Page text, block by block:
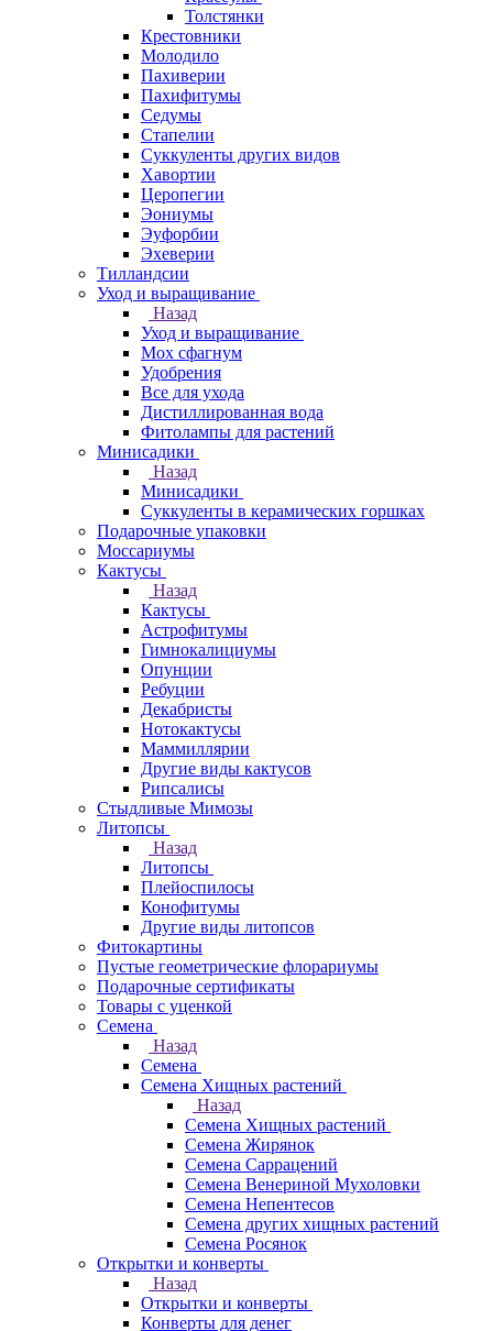
Толстянки
Крестовники
Молодило
Пахиверии
Пахифитумы
Седумы
Стапелии
Суккуленты других видов
Хавортии
Церопегии
Эониумы
Эуфорбии
Эхеверии
Тилландсии
Уход и выращивание
Назад
Уход и выращивание
Мох сфагнум
Удобрения
Все для ухода
Дистиллированная вода
Фитолампы для растений
Минисадики
Назад
Минисадики
Суккуленты в керамических горшках
Подарочные упаковки
Моссариумы
Кактусы
Назад
Кактусы
Астрофитумы
Гимнокалициумы
Опунции
Ребуции
Декабристы
Нотокактусы
Маммиллярии
Другие виды кактусов
Рипсалисы
Стыдливые Мимозы
Литопсы
Назад
Литопсы
Плейоспилосы
Конофитумы
Другие виды литопсов
Фитокартины
Пустые геометрические флорариумы
Подарочные сертификаты
Товары с уценкой
Семена
Назад
Семена
Семена Хищных растений
Назад
Семена Хищных растений
Семена Жирянок
Семена Саррацений
Семена Венериной Мухоловки
Семена Непентесов
Семена других хищных растений
Семена Росянок
Открытки и конверты
Назад
Открытки и конверты
Конверты для денег